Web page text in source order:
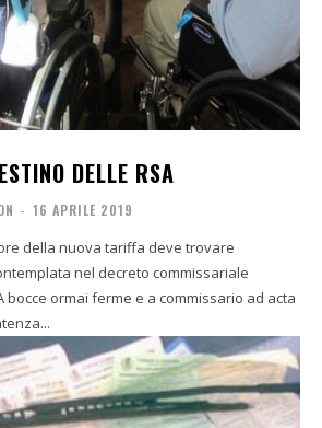
DELLE RSA
- 16 APRILE 2019
della nuova tariffa deve trovare
nel decreto commissariale
bocce ormai ferme e a commissario ad acta